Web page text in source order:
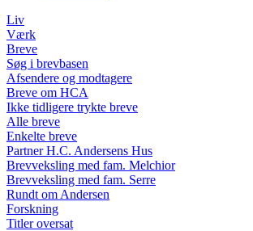
Liv
Værk
Breve
Søg i brevbasen
Afsendere og modtagere
Breve om HCA
Ikke tidligere trykte breve
Alle breve
Enkelte breve
Partner H.C. Andersens Hus
Brevveksling med fam. Melchior
Brevveksling med fam. Serre
Rundt om Andersen
Forskning
Titler oversat